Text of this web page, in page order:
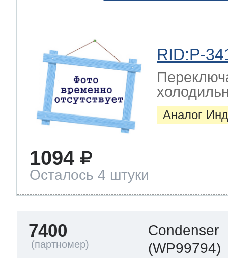
RID:P-
Аналог
1094
Осталось 4 штуки
7400
Condenser
(WP99794)